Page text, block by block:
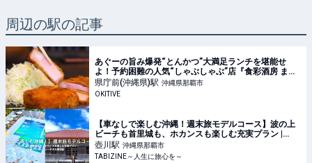
周辺の駅の記事
あぐーの旨み爆発“とんかつ”大満足ランチを堪能せ
よ！予約困難の人気“しゃぶしゃぶ”店『食彩酒房 まつ
もと』平日限定でオープン（那覇市） | OKITIVE
県庁前(沖縄県)駅 沖縄県那覇市
OKITIVE
【車なしで楽しむ沖縄！週末旅モデルコース】波の上
ビーチも首里城も、ホカンスも楽しむ充実プラン |
TABIZINE～人生に旅心を～
壺川駅 沖縄県那覇市
TABIZINE～人生に旅心を～